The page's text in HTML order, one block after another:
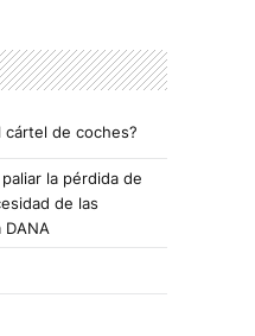
cártel de coches?
la pérdida de
de las